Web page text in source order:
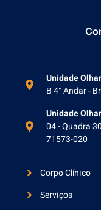
Unidade
B 4° Andar -
Unidade
04 - Quadra
71573-020
Corpo Clínico
Serviços